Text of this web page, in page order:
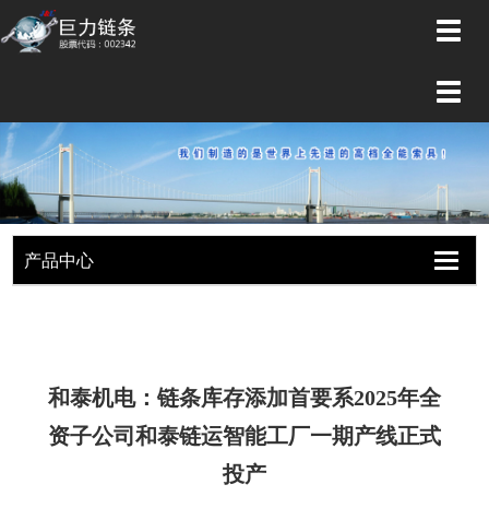
切
航
切
航
产品中心
切
换
切
换
和泰机电：链条库存添加首要系2025年全
资子公司和泰链运智能工厂一期产线正式
投产